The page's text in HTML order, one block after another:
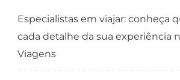
Especialistas em viajar: conheça
cada detalhe da sua experiência
Viagens